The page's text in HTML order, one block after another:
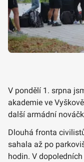
V pondělí 1. srpna
akademie ve
další armádní
Dlouhá fronta
sahala až po
hodin. V